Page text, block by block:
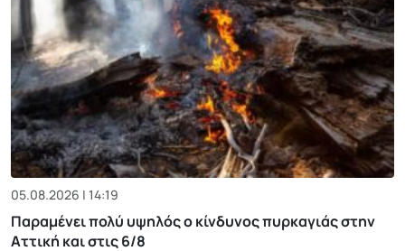
05.08.2026 | 14:19
Παραμένει πολύ υψηλός ο κίνδυνος πυρκαγιάς στην
Αττική και στις 6/8